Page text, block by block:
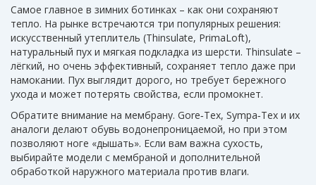
Самое главное в зимних ботинках – как они сохраняют
тепло. На рынке встречаются три популярных решения:
искусственный утеплитель (Thinsulate, PrimaLoft),
натуральный пух и мягкая подкладка из шерсти. Thinsulate –
лёгкий, но очень эффективный, сохраняет тепло даже при
намокании. Пух выглядит дорого, но требует бережного
ухода и может потерять свойства, если промокнет.
Обратите внимание на мембрану. Gore‑Tex, Sympa‑Tex и их
аналоги делают обувь водонепроницаемой, но при этом
позволяют ноге «дышать». Если вам важна сухость,
выбирайте модели с мембраной и дополнительной
обработкой наружного материала против влаги.